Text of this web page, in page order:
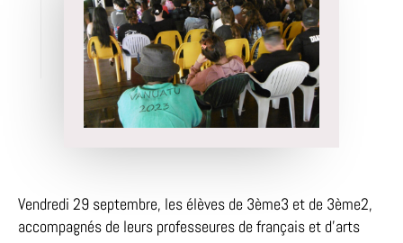
Vendredi 29 septembre, les élèves de 3ème3 et de 3ème2,
accompagnés de leurs professeures de français et d’arts